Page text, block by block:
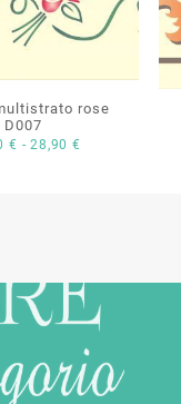
rose
D007
€ - 28,90€
28,90 €